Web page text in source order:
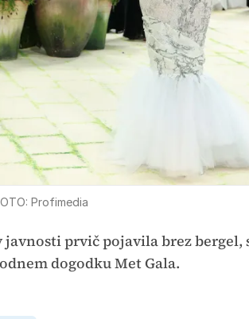
Profimedia
javnosti prvič pojavila brez
dogodku Met Gala.